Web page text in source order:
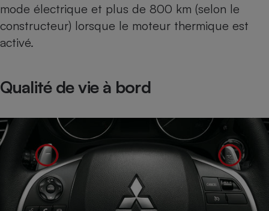
mode électrique et plus de 800 km (selon le
constructeur) lorsque le moteur thermique est
activé.
Qualité de vie à bord
Cafetière à expressos
Antivirus